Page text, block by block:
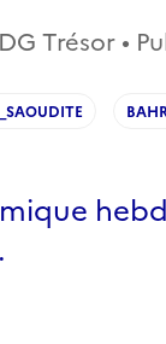
Trésor •